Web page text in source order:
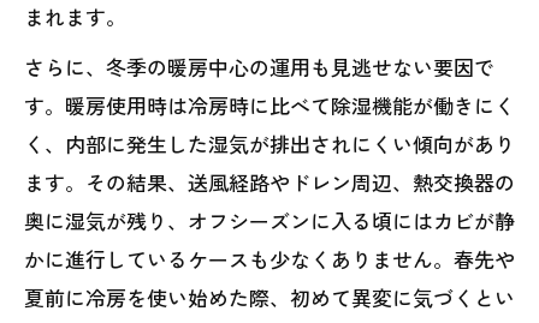
まれます。
さらに、冬季の暖房中心の運用も見逃せない要因で
す。暖房使用時は冷房時に比べて除湿機能が働きにく
く、内部に発生した湿気が排出されにくい傾向があり
ます。その結果、送風経路やドレン周辺、熱交換器の
奥に湿気が残り、オフシーズンに入る頃にはカビが静
かに進行しているケースも少なくありません。春先や
夏前に冷房を使い始めた際、初めて異変に気づくとい